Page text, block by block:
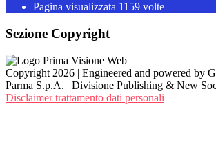
Pagina visualizzata 1159 volte
Sezione Copyright
Copyright 2026 | Engineered and powered by
Parma S.p.A. | Divisione Publishing & New
Disclaimer trattamento dati personali